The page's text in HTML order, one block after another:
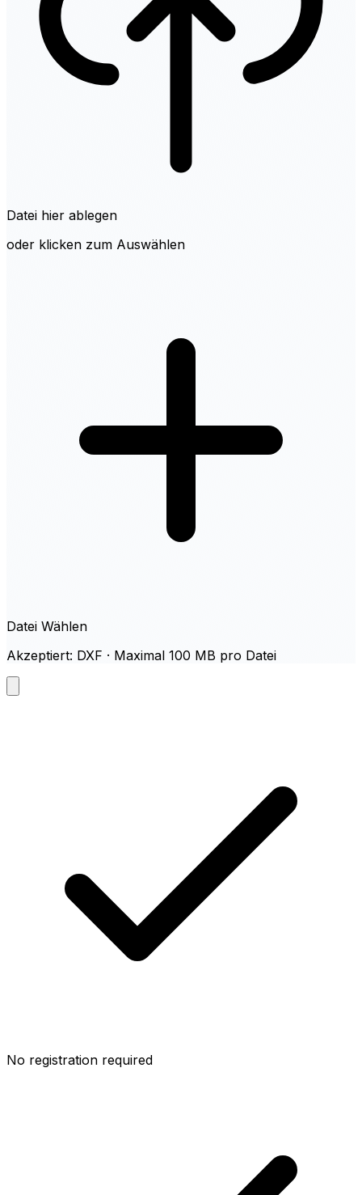
Datei hier ablegen
oder klicken zum Auswählen
Datei Wählen
Akzeptiert: DXF · Maximal 100 MB pro Datei
No registration required